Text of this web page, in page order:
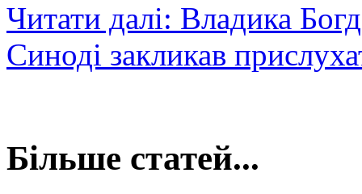
Читати далі: Владика
Синоді закликав
Більше статей...